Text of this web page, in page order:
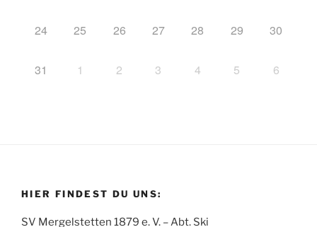
24 25 26 27 28 29 30
31 1 2 3 4 5 6
HIER FINDEST DU UNS:
SV Mergelstetten 1879 e. V. – Abt. Ski